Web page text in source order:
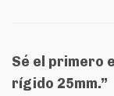
Sé el primero
rígido 25mm.”